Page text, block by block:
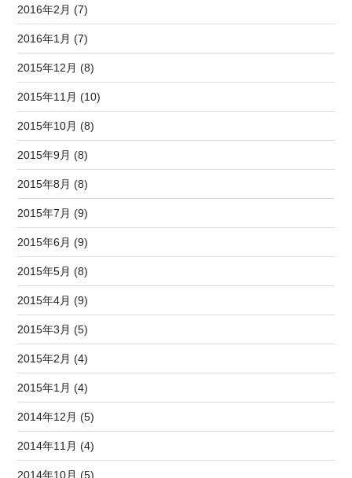
2016年2月 (7)
2016年1月 (7)
2015年12月 (8)
2015年11月 (10)
2015年10月 (8)
2015年9月 (8)
2015年8月 (8)
2015年7月 (9)
2015年6月 (9)
2015年5月 (8)
2015年4月 (9)
2015年3月 (5)
2015年2月 (4)
2015年1月 (4)
2014年12月 (5)
2014年11月 (4)
2014年10月 (5)